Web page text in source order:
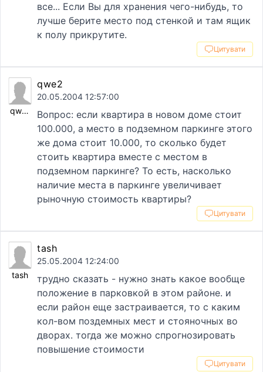
все... Если Вы для хранения чего-нибудь, то
лучше берите место под стенкой и там ящик
к полу прикрутите.
Цитувати
qwe2
qwe2
20.05.2004 12:57:00
Вопрос: если квартира в новом доме стоит
100.000, а место в подземном паркинге этого
же дома стоит 10.000, то сколько будет
стоить квартира вместе с местом в
подземном паркинге? То есть, насколько
наличие места в паркинге увеличивает
рыночную стоимость квартиры?
Цитувати
tash
tash
25.05.2004 12:24:00
трудно сказать - нужно знать какое вообще
положение в парковкой в этом районе. и
если район еще застраивается, то с каким
кол-вом поздемных мест и стояночных во
дворах. тогда же можно спрогнозировать
повышение стоимости
Цитувати